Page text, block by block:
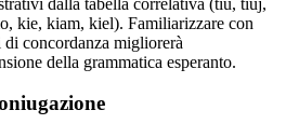
kie, kiam, kiel). Familiarizzare con
concordanza migliorerà
della grammatica esperanto.